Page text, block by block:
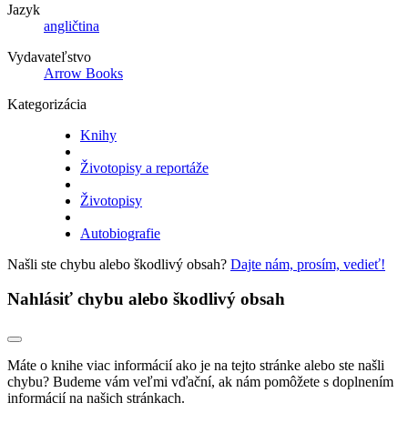
Jazyk
angličtina
Vydavateľstvo
Arrow Books
Kategorizácia
Knihy
Životopisy a reportáže
Životopisy
Autobiografie
Našli ste chybu alebo škodlivý obsah? Dajte nám, prosím, vedieť!
Nahlásiť chybu alebo škodlivý obsah
Máte o knihe viac informácií ako je na tejto stránke alebo ste našli
chybu? Budeme vám veľmi vďační, ak nám pomôžete s doplnením
informácií na našich stránkach.